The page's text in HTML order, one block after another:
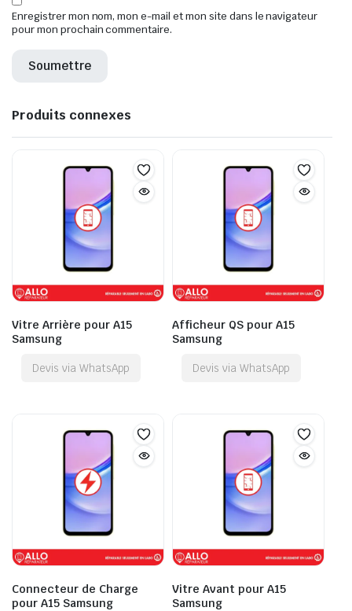
Enregistrer mon nom, mon e-mail et mon site dans le navigateur
pour mon prochain commentaire.
Produits connexes
Vitre Arrière pour A15
Samsung
Devis via WhatsApp
Afficheur QS pour A15
Samsung
Devis via WhatsApp
Connecteur de Charge
pour A15 Samsung
Vitre Avant pour A15
Samsung